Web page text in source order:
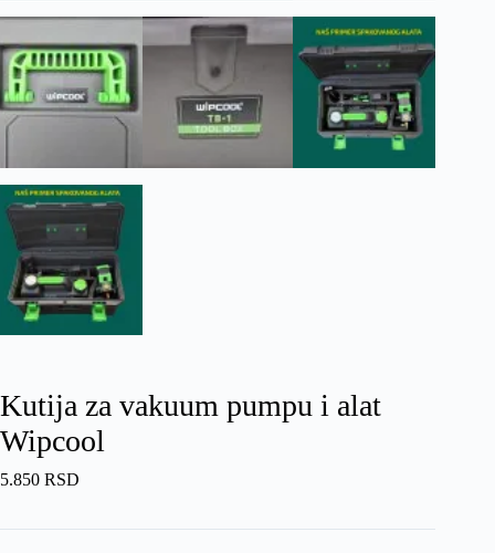
Kutija za vakuum pumpu i alat
Wipcool
5.850 RSD